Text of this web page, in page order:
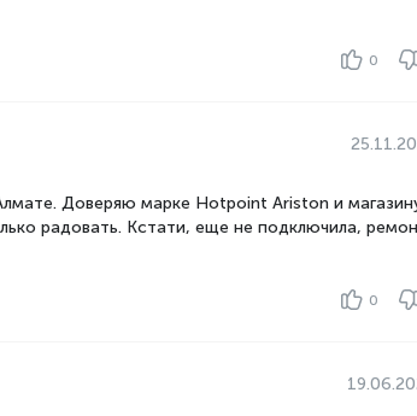
0
Доверяю марке Hotpoint Ariston и
радовать. Кстати, еще не подключила,
0